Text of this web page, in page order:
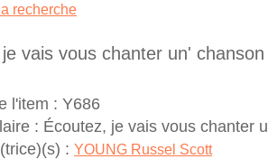
recherche
vais vous chanter un' chanson
l'item : Y686
: Écoutez, je vais vous chanter
: YOUNG Russel Scott